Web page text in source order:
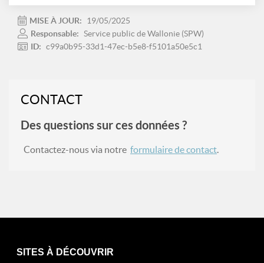
MISE À JOUR:
19/05/2025
Responsable: Service public de Wallonie (SPW)
ID: c99a0b95-33d1-47ec-b5e8-f5101a50e5c1
CONTACT
Des questions sur ces données ?
Contactez-nous via notre formulaire de contact.
SITES À DÉCOUVRIR